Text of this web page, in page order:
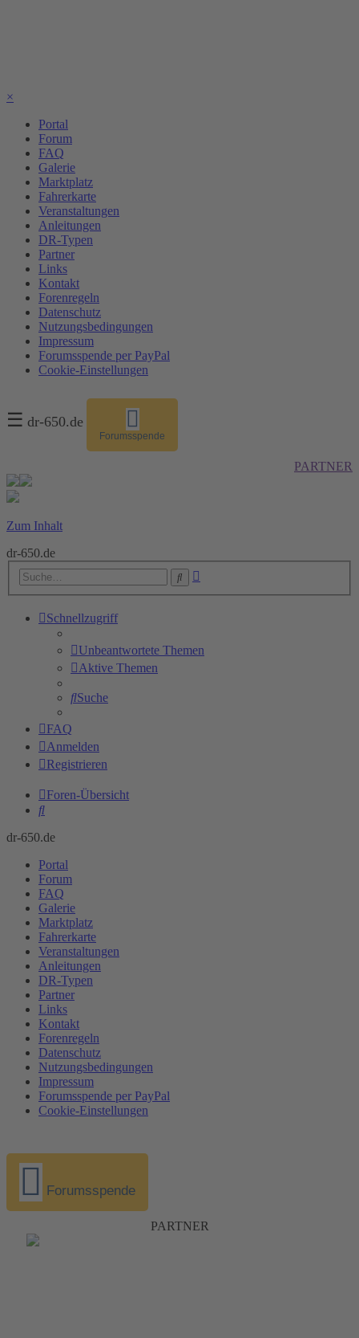
×
Portal
Forum
FAQ
Galerie
Marktplatz
Fahrerkarte
Veranstaltungen
Anleitungen
DR-Typen
Partner
Links
Kontakt
Forenregeln
Datenschutz
Nutzungsbedingungen
Impressum
Forumsspende per PayPal
Cookie-Einstellungen
☰ dr-650.de
Forumsspende
PARTNER
Zum Inhalt
dr-650.de
Suche
Schnellzugriff
Unbeantwortete Themen
Aktive Themen
Suche
FAQ
Anmelden
Registrieren
Foren-Übersicht
Suche
dr-650.de
Portal
Forum
FAQ
Galerie
Marktplatz
Fahrerkarte
Veranstaltungen
Anleitungen
DR-Typen
Partner
Links
Kontakt
Forenregeln
Datenschutz
Nutzungsbedingungen
Impressum
Forumsspende per PayPal
Cookie-Einstellungen
Forumsspende
PARTNER